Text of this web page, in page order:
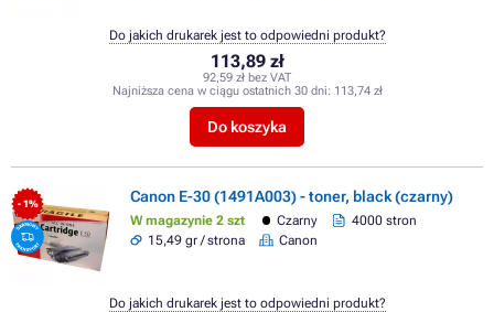
113,89 zł
92,59 zł bez VAT
Najniższa cena w ciągu ostatnich 30 dni: 113,74 zł
Do koszyka
Do jakich drukarek jest to odpowiedni produkt?
- 1% Canon E-30 (1491A003) - toner, black (czarny)
W magazynie 2 szt Czarny
4000 stron
15,49 gr / strona
Canon
Do jakich drukarek jest to odpowiedni produkt?